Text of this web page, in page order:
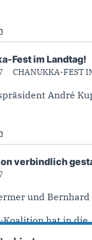
Fest im Landtag!
CHANUKKA-FEST
André
verbindlich
und
Koalition hat in